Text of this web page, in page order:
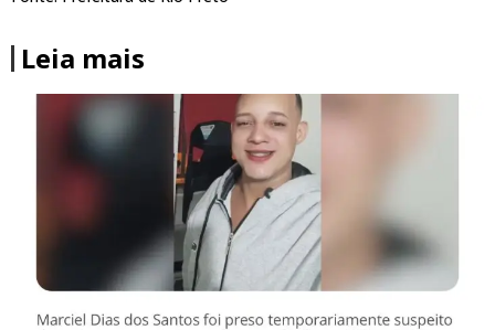
Leia mais